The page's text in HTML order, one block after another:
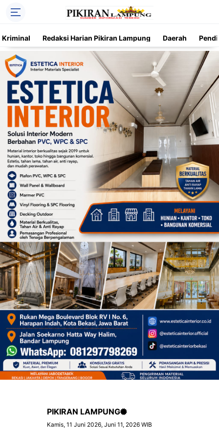
Kriminal Redaksi Harian Pikiran Lampung Daerah
Trending Kriminal Nasional
PIKIRAN LAMPUNG
Kamis, 11 Juni 2026, Juni 11, 2026 WIB